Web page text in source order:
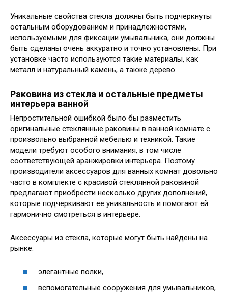
Уникальные свойства стекла должны быть подчеркнуты
остальным оборудованием и принадлежностями,
используемыми для фиксации умывальника, они должны
быть сделаны очень аккуратно и точно установлены. При
установке часто используются такие материалы, как
металл и натуральный камень, а также дерево.
Раковина из стекла и остальные предметы
интерьера ванной
Непростительной ошибкой было бы разместить
оригинальные стеклянные раковины в ванной комнате с
произвольно выбранной мебелью и техникой. Такие
модели требуют особого внимания, в том числе
соответствующей аранжировки интерьера. Поэтому
производители аксессуаров для ванных комнат довольно
часто в комплекте с красивой стеклянной раковиной
предлагают приобрести несколько других дополнений,
которые подчеркивают ее уникальность и помогают ей
гармонично смотреться в интерьере.
Аксессуары из стекла, которые могут быть найдены на
рынке:
элегантные полки,
вспомогательные сооружения для умывальников,